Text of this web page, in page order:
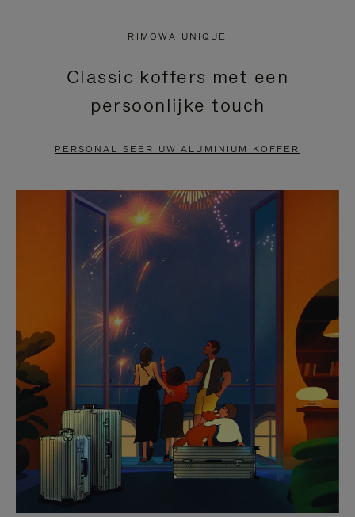
DRUK
OM
PAUZEREN
VIDEO
IS
UITGESCHAKELD.
HIER
OM
HET
DEMPEN
OP
TE
HEFFEN
RIMOWA UNIQUE
Classic koffers met een
persoonlijke touch
PERSONALISEER UW ALUMINIUM KOFFER